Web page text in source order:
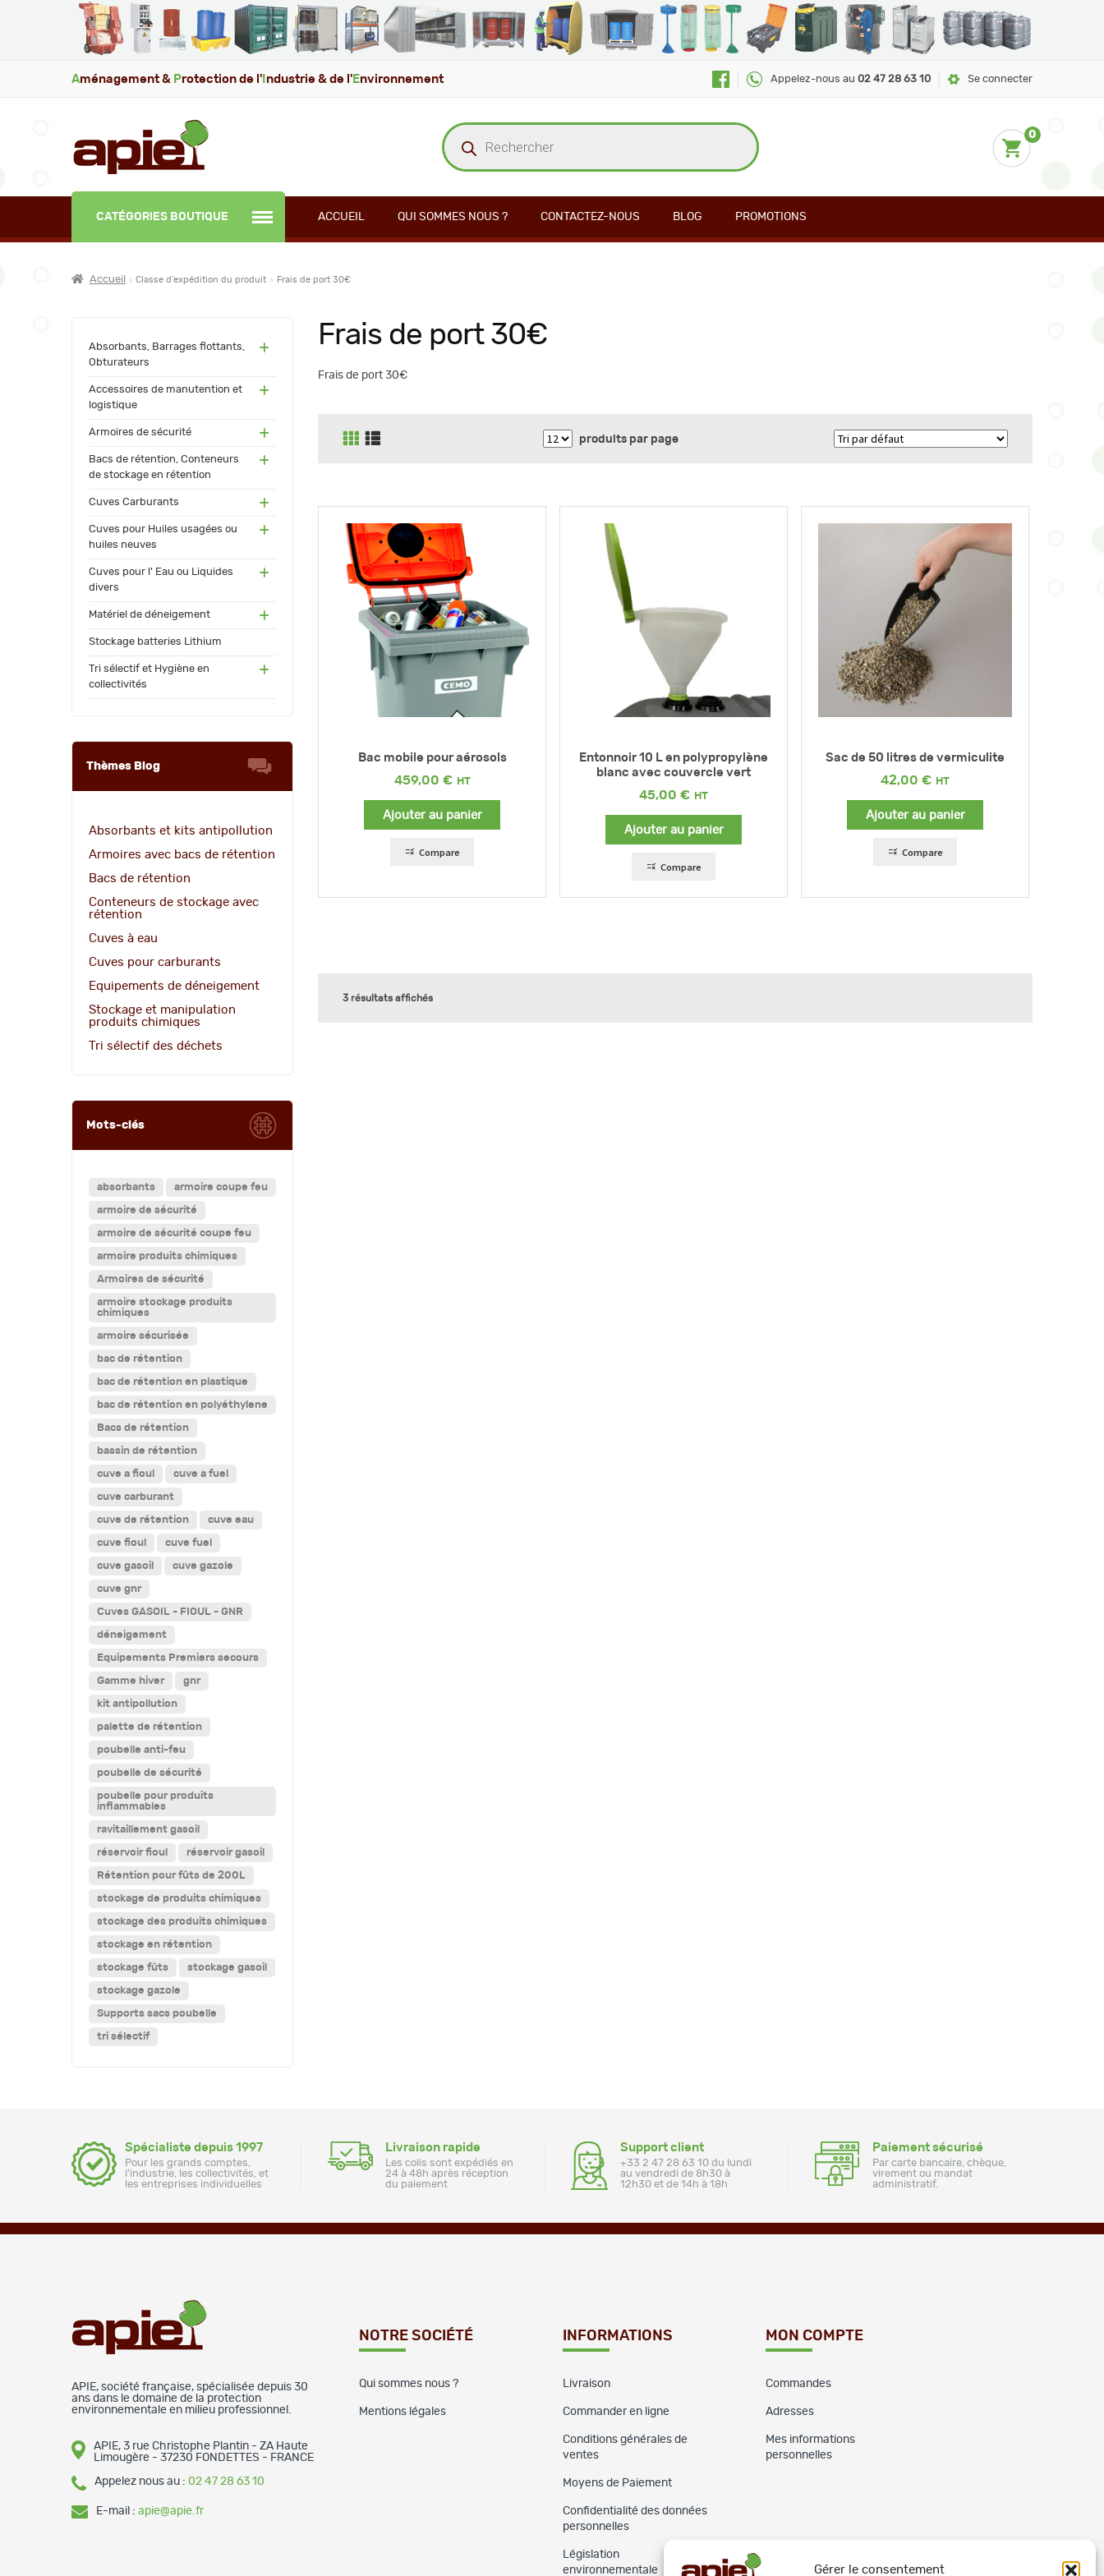
Gérer le consentement
Aménagement & Protection de l' ndustrie & de l' Environnement Appelez-nous au 02 47 28 63 10 Se connecter
Recherche
de
produits
0
CATÉGORIES BOUTIQUE ACCUEIL QUI SOMMES NOUS ? CONTACTEZ-NOUS BLOG PROMOTIONS
Accueil Classe d’expédition du produit Frais de port 30€
Absorbants, Barrages flottants,
Obturateurs
(60)
Accessoires de manutention et
logistique
(55)
Armoires de sécurité (91)
Bacs de rétention, Conteneurs
de stockage en rétention
(171
Cuves Carburants
(17
Cuves pour Huiles usagées ou
huiles neuves
(24)
Cuves pour l' Eau ou Liquides
divers
(72)
Matériel de déneigement
(34
Stockage batteries Lithium
Tri sélectif et Hygiène en
collectivités
(13
Thèmes Blog
Absorbants et kits antipollution
Armoires avec bacs de rétention
Bacs de rétention
Conteneurs de stockage avec
rétention
Cuves à eau
Cuves pour carburants
Equipements de déneigement
Stockage et manipulation
produits chimiques
Tri sélectif des déchets
Mots-clés
absorbants armoire coupe feu
armoire de sécurité
armoire de sécurité coupe feu
armoire produits chimiques
Armoires de sécurité
armoire stockage produits
chimiques
armoire sécurisée
bac de rétention
bac de rétention en plastique
bac de rétention en polyéthylene
Bacs de rétention
bassin de rétention
cuve a fioul cuve a fuel
cuve carburant
cuve de rétention cuve eau
cuve fioul cuve fuel
cuve gasoil cuve gazole
cuve gnr
Cuves GASOIL - FIOUL - GNR
déneigement
Equipements Premiers secours
Gamme hiver gnr
kit antipollution
palette de rétention
poubelle anti-feu
poubelle de sécurité
poubelle pour produits
inflammables
ravitaillement gasoil
réservoir fioul réservoir gasoil
Rétention pour fûts de 200L
stockage de produits chimiques
stockage des produits chimiques
stockage en rétention
stockage fûts stockage gasoil
stockage gazole
Supports sacs poubelle
tri sélectif
Frais de port 30€
Frais de port 30€
produits par page
Bac mobile pour aérosols
459,00 €
Ajouter au panier
Compare
Entonnoir 10 L en polypropylène
blanc avec couvercle vert
45,00 €
Ajouter au panier
Compare
Sac de 50 litres de vermiculite
42,00 €
Ajouter au panier
Compare
3 résultats affichés
Spécialiste depuis 1997
Pour les grands comptes,
l'industrie, les collectivités, et
les entreprises individuelles
Livraison rapide
Les colis sont expédiés en
24 à 48h après réception
du paiement
Support client
+33 2 47 28 63 10 du lundi
au vendredi de 8h30 à
12h30 et de 14h à 18h
Paiement sécurisé
Par carte bancaire, chèque,
virement ou mandat
administratif.
APIE, société française, spécialisée depuis 30
ans dans le domaine de la protection
environnementale en milieu professionnel.
APIE, 3 rue Christophe Plantin - ZA Haute
Limougère - 37230 FONDETTES - FRANCE
Appelez nous au : 02 47 28 63 10
E-mail : apie@apie.fr
NOTRE SOCIÉTÉ
Qui sommes nous ?
Mentions légales
INFORMATIONS
Livraison
Commander en ligne
Conditions générales de
ventes
Moyens de Paiement
Confidentialité des données
personnelles
Législation
environnementale
MON COMPTE
Commandes
Adresses
Mes informations
personnelles